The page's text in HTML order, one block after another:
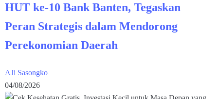
HUT ke-10 Bank Banten, Tegaskan
Peran Strategis dalam Mendorong
Perekonomian Daerah
AJi Sasongko
04/08/2026